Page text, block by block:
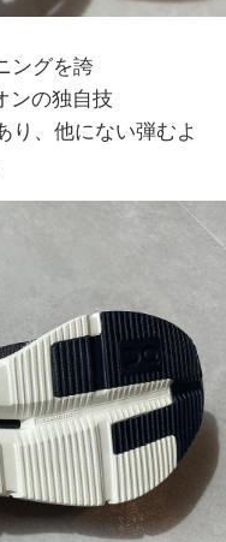
ングを誇
ンの独自技
り、他にない弾むよ